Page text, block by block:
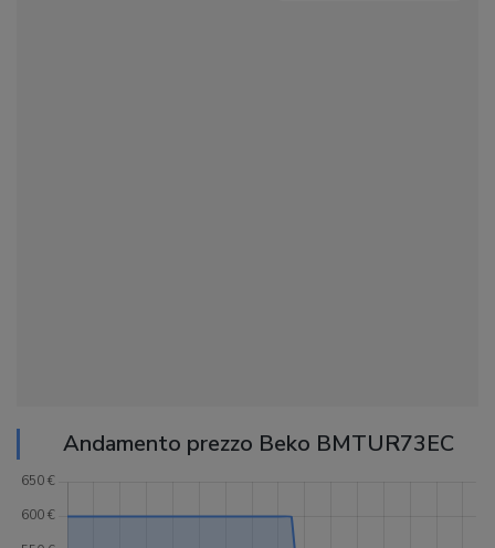
Andamento prezzo Beko BMTUR73EC